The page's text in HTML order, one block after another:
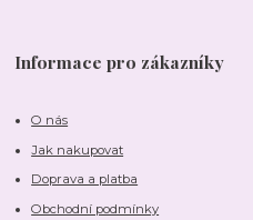
Informace pro zákazníky
O nás
Jak nakupovat
Doprava a platba
Obchodní podmínky